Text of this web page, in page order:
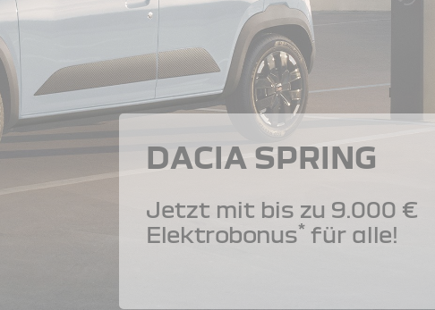
DACIA SPRING
Jetzt mit bis zu 9.000 €
Elektrobonus*für alle!